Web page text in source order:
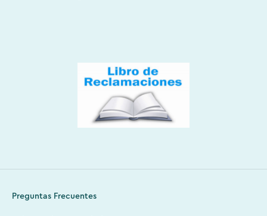
Preguntas Frecuentes